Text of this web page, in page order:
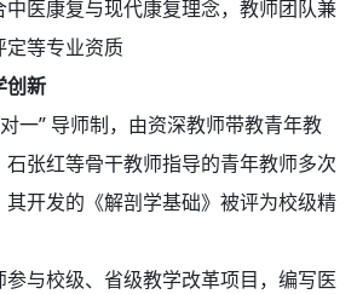
中医康复与现代康复理念，教师团队兼
定等专业资质
创新
一” 导师制，由资深教师带教青年教
张红等骨干教师指导的青年教师多次
开发的《解剖学基础》被评为校级精
参与校级、省级教学改革项目，编写医